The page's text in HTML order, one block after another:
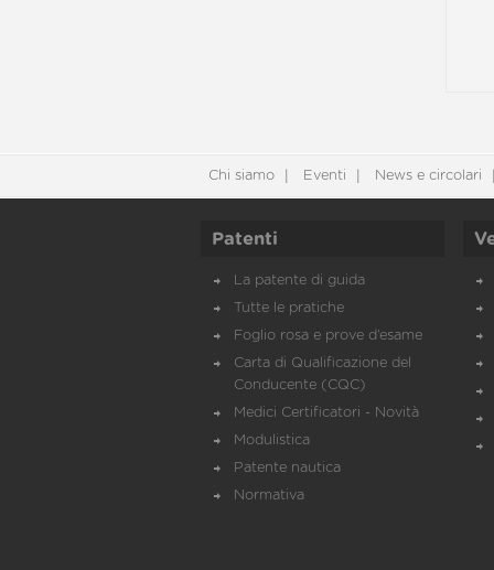
Chi siamo Eventi News e circolari
Patenti
La patente di guida
Tutte le pratiche
Foglio rosa e prove d’esame
Carta di Qualificazione del
Conducente (CQC)
Medici Certificatori - Novità
Modulistica
Patente nautica
Normativa